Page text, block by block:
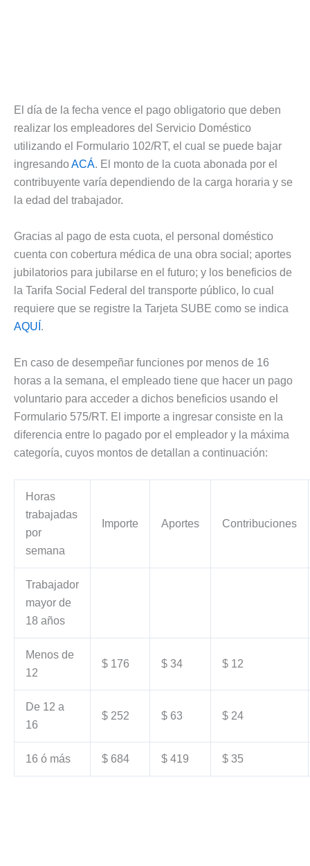
El día de la fecha vence el pago obligatorio que deben
realizar los empleadores del Servicio Doméstico
utilizando el Formulario 102/RT, el cual se puede bajar
ingresandoACÁ. El monto de la cuota abonada por el
contribuyente varía dependiendo de la carga horaria y se
la edad del trabajador.
Gracias al pago de esta cuota, el personal doméstico
cuenta con cobertura médica de una obra social; aportes
jubilatorios para jubilarse en el futuro; y los beneficios de
la Tarifa Social Federal del transporte público, lo cual
requiere que se registre la Tarjeta SUBE como se indica
AQUÍ .
En caso de desempeñar funciones por menos de 16
horas a la semana, el empleado tiene que hacer un pago
voluntario para acceder a dichos beneficios usando el
Formulario 575/RT. El importe a ingresar consiste en la
diferencia entre lo pagado por el empleador y la máxima
categoría, cuyos montos de detallan a continuación:
Horas
trabajadas
por
semana
Importe Aportes Contribuciones
Trabajador
mayor de
18 años
Menos de
12
$ 176 $ 34 $ 12
De 12 a
16
$ 252 $ 63 $ 24
16 ó más $ 684 $ 419 $ 35